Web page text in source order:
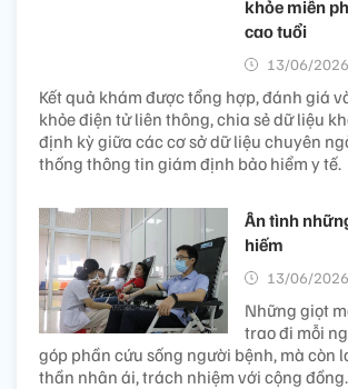
khỏe miễn
cao tuổi
13/06/2026
Kết quả khám được tổng hợp, đánh giá
khỏe điện tử liên thông, chia sẻ dữ liệu
định kỳ giữa các cơ sở dữ liệu chuyên
thống thông tin giám định bảo hiểm y tế.
Ân tình
hiếm
13/06/2026
Những giọt
trao đi mỗi
góp phần cứu sống người bệnh, mà còn
thần nhân ái, trách nhiệm với cộng đồng.